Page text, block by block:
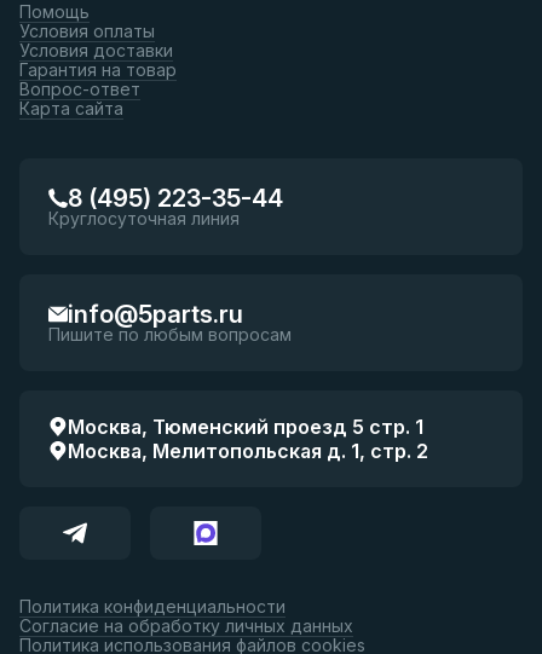
Помощь
Условия оплаты
Условия доставки
Гарантия на товар
Вопрос-ответ
Карта сайта
8 (495) 223-35-44
Круглосуточная линия
info@5parts.ru
Пишите по любым вопросам
Москва, Тюменский проезд 5 стр. 1
Москва, Мелитопольская д. 1, стр. 2
Политика конфиденциальности
Согласие на обработку личных данных
Политика использования файлов cookies